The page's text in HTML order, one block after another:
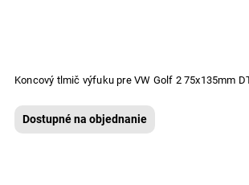
Koncový tlmič výfuku pre VW Golf 2 75x135mm
Dostupné na objednanie